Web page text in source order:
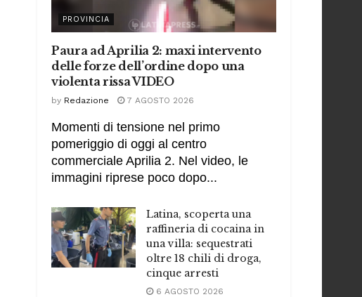
PROVINCIA
Paura ad Aprilia 2: maxi intervento
delle forze dell’ordine dopo una
violenta rissa VIDEO
by Redazione 7 AGOSTO 2026
Momenti di tensione nel primo
pomeriggio di oggi al centro
commerciale Aprilia 2. Nel video, le
immagini riprese poco dopo...
Latina, scoperta una
raffineria di cocaina in
una villa: sequestrati
oltre 18 chili di droga,
cinque arresti
6 AGOSTO 2026